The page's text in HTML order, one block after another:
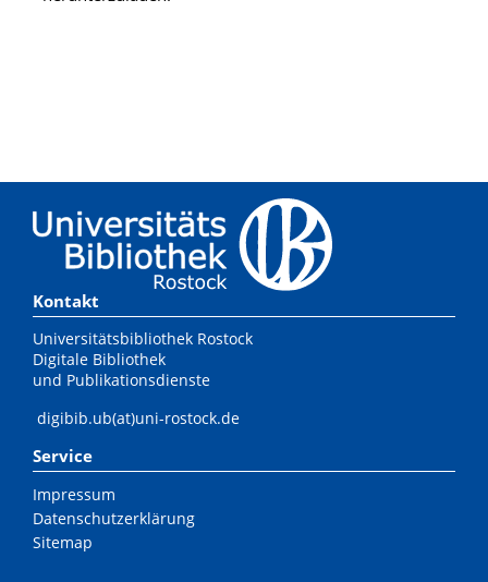
Kontakt
Universitätsbibliothek Rostock
Digitale Bibliothek
und Publikationsdienste
digibib.ub(at)uni-rostock.de
Service
Impressum
Datenschutzerklärung
Sitemap